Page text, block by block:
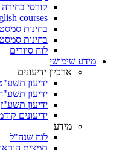
קורסי
courses
בחינות
בחינות
לוח סיורים
מידע שימושי
ארכיון ידיעונים
ידיעון
ידיעון
ידיעון תשע"ז
ידיעונים
מידע
לוח שנה"ל
תמצית